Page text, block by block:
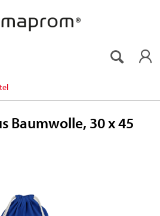
Baumwolle, 30 x 45